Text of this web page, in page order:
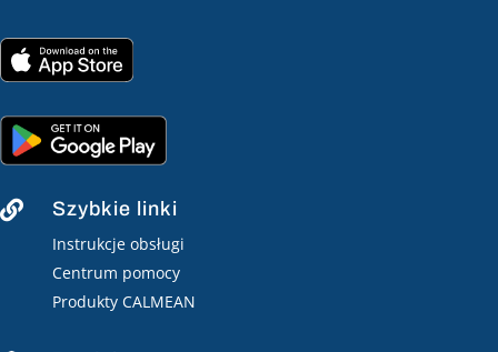
 Szybkie linki
Instrukcje obsługi
Centrum pomocy
Produkty CALMEAN